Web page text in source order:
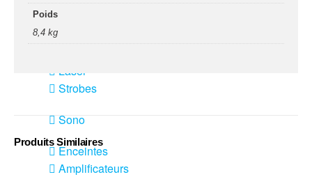
Laser
Strobes
Sono
Enceintes
Amplificateurs
Poids
8,4 kg
Produits Similaires